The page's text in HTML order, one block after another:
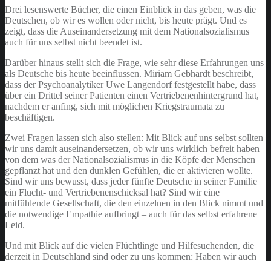
Drei lesenswerte Bücher, die einen Einblick in das geben, was die
Deutschen, ob wir es wollen oder nicht, bis heute prägt. Und es
zeigt, dass die Auseinandersetzung mit dem Nationalsozialismus
auch für uns selbst nicht beendet ist.
Darüber hinaus stellt sich die Frage, wie sehr diese Erfahrungen uns
als Deutsche bis heute beeinflussen. Miriam Gebhardt beschreibt,
dass der Psychoanalytiker Uwe Langendorf festgestellt habe, dass
über ein Drittel seiner Patienten einen Vertriebenenhintergrund hat,
nachdem er anfing, sich mit möglichen Kriegstraumata zu
beschäftigen.
Zwei Fragen lassen sich also stellen: Mit Blick auf uns selbst sollten
wir uns damit auseinandersetzen, ob wir uns wirklich befreit haben
von dem was der Nationalsozialismus in die Köpfe der Menschen
gepflanzt hat und den dunklen Gefühlen, die er aktivieren wollte.
Sind wir uns bewusst, dass jeder fünfte Deutsche in seiner Familie
ein Flucht- und Vertriebenenschicksal hat? Sind wir eine
mitfühlende Gesellschaft, die den einzelnen in den Blick nimmt und
die notwendige Empathie aufbringt – auch für das selbst erfahrene
Leid.
Und mit Blick auf die vielen Flüchtlinge und Hilfesuchenden, die
derzeit in Deutschland sind oder zu uns kommen: Haben wir auch